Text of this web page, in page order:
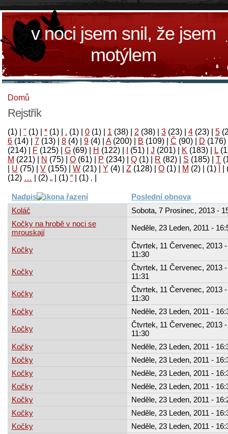
v noci jsem snil, že jsem
motýlem
Domů
Rejstřík
(1) " (1) * (1) . (1) 0 (1) 1 (38) 2 (38) 3 (23) 4 (23) 5
6 (14) 7 (13) 8 (4) 9 (4) A(200) B (109) Č (90) D (176)
(214)
F (125) G (69) H (122) (51) J (201) K (183) L
M (221) N (75) O (61) P (234) Q (1) R (82) S (185) T
U (75) V (155) W (21) Y (4) Z (128) Ο (1) М (2)
(1)
‚
(1)
“
(1)
„
(2)
…
(12)
Nadpis
Poslední obnova
Koláč
Sobota, 7 Prosinec, 2013 -
Kočky na hrobě v noci se
mrouskají
Neděle, 23 Leden, 2011 -
Kočky
Čtvrtek, 11 Červenec, 2013 -
11:30
Kočky
Čtvrtek, 11 Červenec, 2013 -
11:31
Kočky
Čtvrtek, 11 Červenec, 2013 -
11:30
Kočky
Neděle, 23 Leden, 2011 -
Kočky
Čtvrtek, 11 Červenec, 2013 -
11:30
Kočky
Neděle, 23 Leden, 2011 -
Kočky
Neděle, 23 Leden, 2011 -
Kočky
Neděle, 23 Leden, 2011 -
Kočky
Neděle, 23 Leden, 2011 -
Kočky
Neděle, 23 Leden, 2011 -
Kočky
Neděle, 23 Leden, 2011 -
Kočky
Neděle, 23 Leden, 2011 -